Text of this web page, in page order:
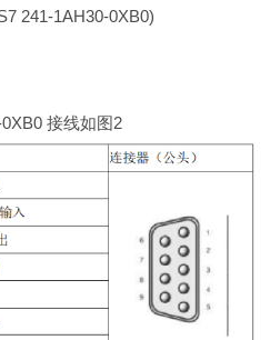
241-1AH30-0XB0)
接线如图2